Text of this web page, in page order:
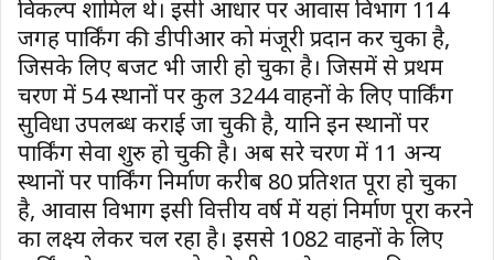
विकल्प शामिल थे। इसी आधार पर आवास विभाग 114
जगह पार्किंग की डीपीआर को मंजूरी प्रदान कर चुका है,
जिसके लिए बजट भी जारी हो चुका है। जिसमें से प्रथम
चरण में 54 स्थानों पर कुल 3244 वाहनों के लिए पार्किंग
सुविधा उपलब्ध कराई जा चुकी है, यानि इन स्थानों पर
पार्किंग सेवा शुरु हो चुकी है। अब दूसरे चरण में 11 अन्य
स्थानों पर पार्किंग निर्माण करीब 80 प्रतिशत पूरा हो चुका
है, आवास विभाग इसी वित्तीय वर्ष में यहां निर्माण पूरा करने
का लक्ष्य लेकर चल रहा है। इससे 1082 वाहनों के लिए